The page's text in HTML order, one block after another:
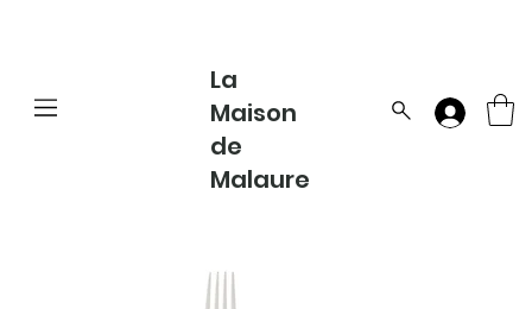
La
Maison
de
Malaure